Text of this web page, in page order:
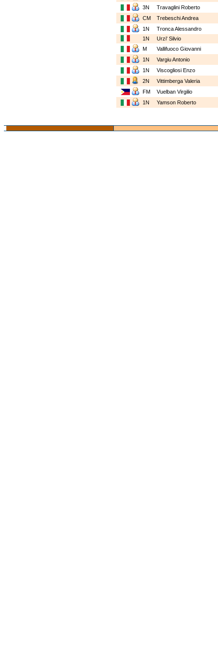
3N
Travaglini Roberto
CM
Trebeschi Andrea
1N
Tronca Alessandro
1N
Urzi' Silvio
M
Vallifuoco Giovanni
1N
Vargiu Antonio
1N
Viscogliosi Enzo
2N
Vittimberga Valeria
FM
Vuelban Virgilio
1N
Yamson Roberto